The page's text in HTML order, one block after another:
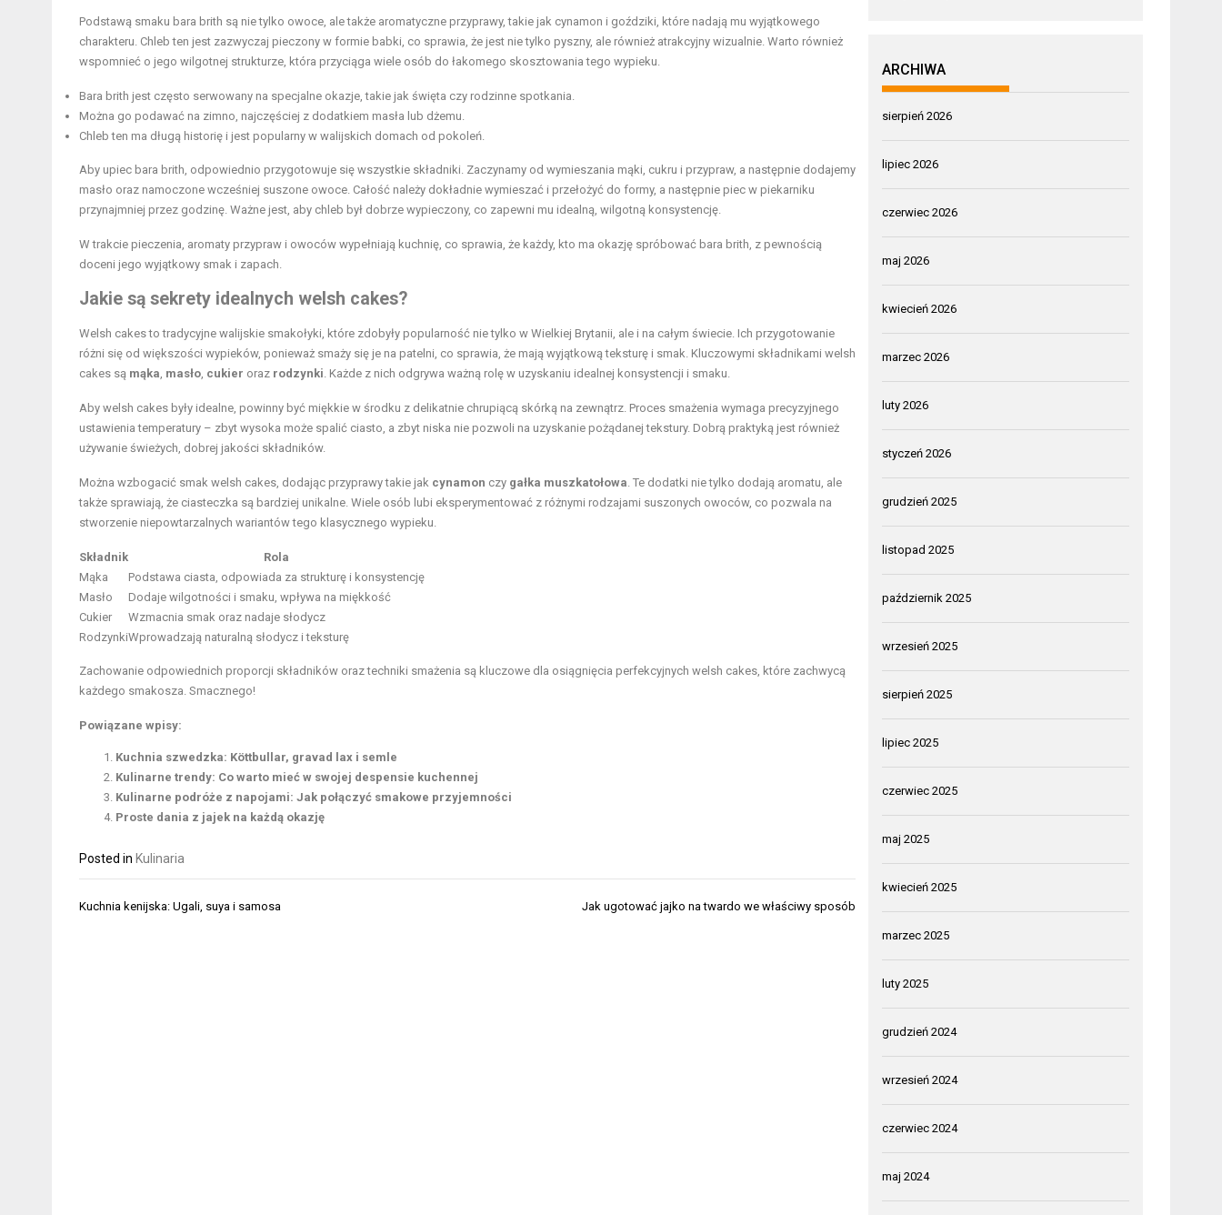
Podstawą smaku bara brith są nie tylko owoce, ale także aromatyczne przyprawy, takie jak cynamon i goździki, które nadają mu wyjątkowego
charakteru. Chleb ten jest zazwyczaj pieczony w formie babki, co sprawia, że jest nie tylko pyszny, ale również atrakcyjny wizualnie. Warto również
wspomnieć o jego wilgotnej strukturze, która przyciąga wiele osób do łakomego skosztowania tego wypieku.
Bara brith jest często serwowany na specjalne okazje, takie jak święta czy rodzinne spotkania.
Można go podawać na zimno, najczęściej z dodatkiem masła lub dżemu.
Chleb ten ma długą historię i jest popularny w walijskich domach od pokoleń.
Aby upiec bara brith, odpowiednio przygotowuje się wszystkie składniki. Zaczynamy od wymieszania mąki, cukru i przypraw, a następnie dodajemy
masło oraz namoczone wcześniej suszone owoce. Całość należy dokładnie wymieszać i przełożyć do formy, a następnie piec w piekarniku
przynajmniej przez godzinę. Ważne jest, aby chleb był dobrze wypieczony, co zapewni mu idealną, wilgotną konsystencję.
W trakcie pieczenia, aromaty przypraw i owoców wypełniają kuchnię, co sprawia, że każdy, kto ma okazję spróbować bara brith, z pewnością
doceni jego wyjątkowy smak i zapach.
Jakie są sekrety idealnych welsh cakes?
Welsh cakes to tradycyjne walijskie smakołyki, które zdobyły popularność nie tylko w Wielkiej Brytanii, ale i na całym świecie. Ich przygotowanie
różni się od większości wypieków, ponieważ smaży się je na patelni, co sprawia, że mają wyjątkową teksturę i smak. Kluczowymi składnikami welsh
cakes są mąka masło cukier oraz rodzynki . Każde z nich odgrywa ważną rolę w uzyskaniu idealnej konsystencji i smaku.
Aby welsh cakes były idealne, powinny być miękkie w środku z delikatnie chrupiącą skórką na zewnątrz. Proces smażenia wymaga precyzyjnego
ustawienia temperatury – zbyt wysoka może spalić ciasto, a zbyt niska nie pozwoli na uzyskanie pożądanej tekstury. Dobrą praktyką jest również
używanie świeżych, dobrej jakości składników.
Można wzbogacić smak welsh cakes, dodając przyprawy takie jak cynamon czy gałka muszkatołowa . Te dodatki nie tylko dodają aromatu, ale
także sprawiają, że ciasteczka są bardziej unikalne. Wiele osób lubi eksperymentować z różnymi rodzajami suszonych owoców, co pozwala na
stworzenie niepowtarzalnych wariantów tego klasycznego wypieku.
Składnik
Rola
Mąka
Podstawa ciasta, odpowiada za strukturę i konsystencję
Masło
Dodaje wilgotności i smaku, wpływa na miękkość
Cukier
Wzmacnia smak oraz nadaje słodycz
RodzynkiWprowadzają naturalną słodycz i teksturę
Zachowanie odpowiednich proporcji składników oraz techniki smażenia są kluczowe dla osiągnięcia perfekcyjnych welsh cakes, które zachwycą
każdego smakosza. Smacznego!
Powiązane wpisy:
Kuchnia szwedzka: Köttbullar, gravad lax i semle
Kulinarne trendy: Co warto mieć w swojej despensie kuchennej
Kulinarne podróże z napojami: Jak połączyć smakowe przyjemności
Proste dania z jajek na każdą okazję
Posted in Kulinaria
Nawigacja
Kuchnia kenijska: Ugali, suya i samosa Jak ugotować jajko na twardo we właściwy sposób
ARCHIWA
sierpień 2026
lipiec 2026
czerwiec 2026
maj 2026
kwiecień 2026
marzec 2026
luty 2026
styczeń 2026
grudzień 2025
listopad 2025
październik 2025
wrzesień 2025
sierpień 2025
lipiec 2025
czerwiec 2025
maj 2025
kwiecień 2025
marzec 2025
luty 2025
grudzień 2024
wrzesień 2024
czerwiec 2024
maj 2024